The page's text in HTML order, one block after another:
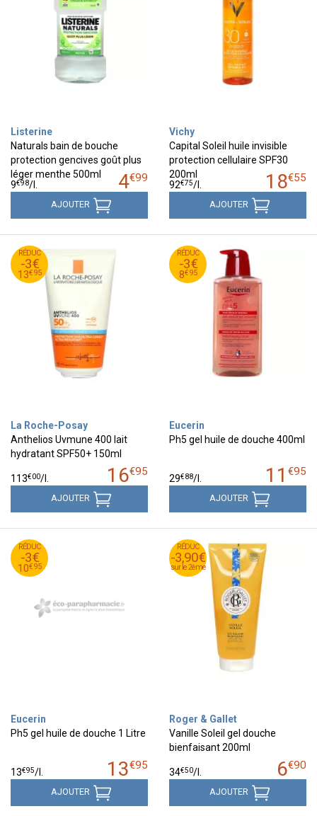
Listerine
Naturals bain de bouche
protection gencives goût plus
léger menthe 500ml
4€99
9€98/l.
AJOUTER
Vichy
Capital Soleil huile invisible
protection cellulaire SPF30
200ml
18€55
92€75/l.
AJOUTER
RÉDUC
-3€
13€95
16
€
95
13
€
95
La Roche-Posay
Anthelios Uvmune 400 lait
hydratant SPF50+ 150ml
16€95
113€00/l.
AJOUTER
RÉDUC
-3€
8€95
11
€
95
8
€
95
Eucerin
Ph5 gel huile de douche 400ml
11 €95
29€88/l.
AJOUTER
RÉDUC
-3€
10€95
13
€
95
10
€
95
Eucerin
Ph5 gel huile de douche 1 Litre
13€95
13€95/l.
AJOUTER
RÉDUC
-3,90€
sur le 2ème
RÉDUC
-3,90€
sur le 2ème
Roger & Gallet
Vanille Soleil gel douche
bienfaisant 200ml
6€90
34€50/l.
AJOUTER